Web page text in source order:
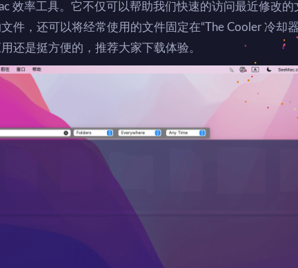
效率工具。它不仅可以帮助我们快速的访问最近修改
件，还可以将经常使用的文件固定在“The Cooler 冷却
还是挺方便的，推荐大家下载体验。